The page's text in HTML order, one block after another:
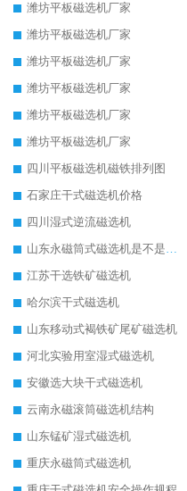
潍坊平板磁选机厂家
潍坊平板磁选机厂家
潍坊平板磁选机厂家
潍坊平板磁选机厂家
潍坊平板磁选机厂家
潍坊平板磁选机厂家
四川平板磁选机磁铁排列图
石家庄干式磁选机价格
四川湿式逆流磁选机
山东永磁筒式磁选机是不是强磁
江苏干选铁矿磁选机
哈尔滨干式磁选机
山东移动式褐铁矿尾矿磁选机
河北实验用室湿式磁选机
安徽选大块干式磁选机
云南永磁滚筒磁选机结构
山东锰矿湿式磁选机
重庆永磁筒式磁选机